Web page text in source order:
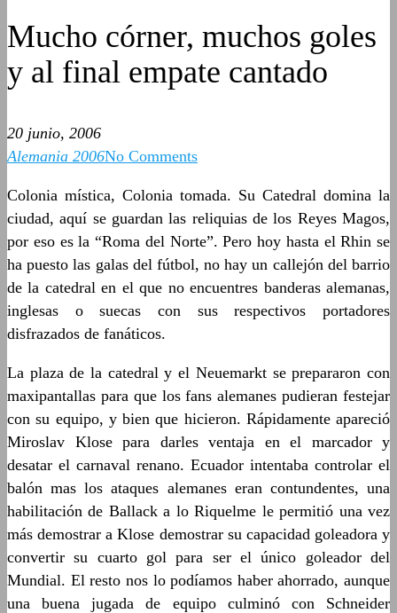
Mucho córner, muchos goles
y al final empate cantado
20 junio, 2006
Alemania 2006No Comments
Colonia mística, Colonia tomada. Su Catedral domina la
ciudad, aquí se guardan las reliquias de los Reyes Magos,
por eso es la “Roma del Norte”. Pero hoy hasta el Rhin se
ha puesto las galas del fútbol, no hay un callejón del barrio
de la catedral en el que no encuentres banderas alemanas,
inglesas o suecas con sus respectivos portadores
disfrazados de fanáticos.
La plaza de la catedral y el Neuemarkt se prepararon con
maxipantallas para que los fans alemanes pudieran festejar
con su equipo, y bien que hicieron. Rápidamente apareció
Miroslav Klose para darles ventaja en el marcador y
desatar el carnaval renano. Ecuador intentaba controlar el
balón mas los ataques alemanes eran contundentes, una
habilitación de Ballack a lo Riquelme le permitió una vez
más demostrar a Klose demostrar su capacidad goleadora y
convertir su cuarto gol para ser el único goleador del
Mundial. El resto nos lo podíamos haber ahorrado, aunque
una buena jugada de equipo culminó con Schneider